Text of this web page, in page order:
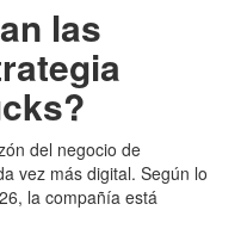
las
del negocio de
vez más digital. Según lo
la compañía está